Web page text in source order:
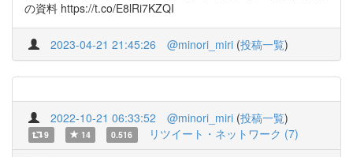
の資料 https://t.co/E8lRi7KZQI
2023-04-21 21:45:26 @minori_miri (投稿一覧)
2022-10-21 06:33:52 @minori_miri (投稿一覧)
9 14 0.516 リツイート・ネットワーク (7)